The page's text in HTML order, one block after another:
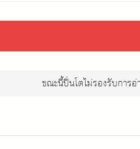
ขณะนี้ปิ่นโตไม่รองรับการอ่